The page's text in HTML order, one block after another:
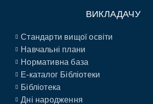
ВИКЛАДАЧУ
Стандарти вищої освіти
Навчальні плани
Нормативна база
E-каталог Бібліотеки
Бібліотека
Дні народження